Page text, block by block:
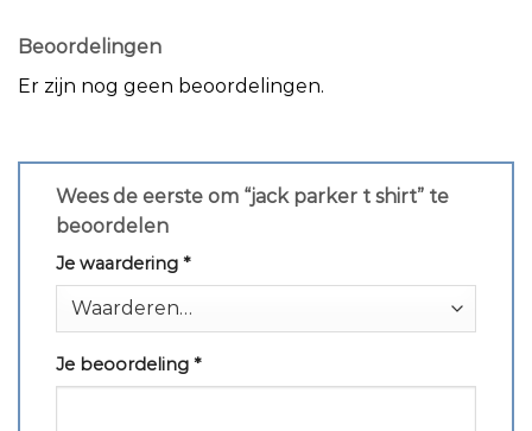
Beoordelingen
Er zijn nog geen beoordelingen.
Wees de eerste om “jack parker t shirt” te
beoordelen
Je waardering *
Je beoordeling *